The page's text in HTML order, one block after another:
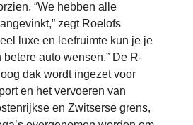
“We hebben alle
zegt Roelofs
luxe en leefruimte kun je je
auto wensen.” De R-
dak wordt ingezet voor
en het vervoeren van
en Zwitserse grens,